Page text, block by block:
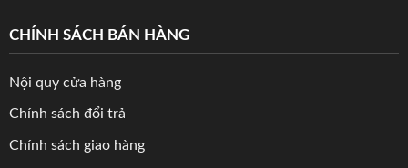
CHÍNH SÁCH BÁN HÀNG
Nội quy cửa hàng
Chính sách đổi trả
Chính sách giao hàng